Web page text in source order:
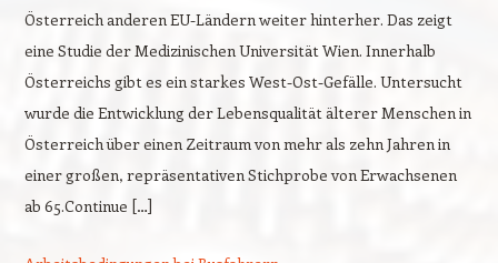
Österreich anderen EU-Ländern weiter hinterher. Das zeigt
eine Studie der Medizinischen Universität Wien. Innerhalb
Österreichs gibt es ein starkes West-Ost-Gefälle. Untersucht
wurde die Entwicklung der Lebensqualität älterer Menschen in
Österreich über einen Zeitraum von mehr als zehn Jahren in
einer großen, repräsentativen Stichprobe von Erwachsenen
ab 65.Continue […]